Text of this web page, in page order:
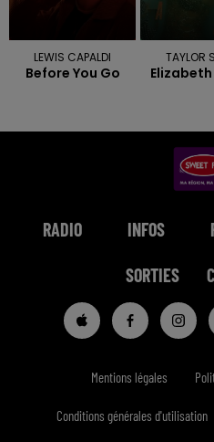
LEWIS CAPALDI
Before You Go
TAYLOR
RADIO INFOS
SORTIES
Mentions légales
Conditions générales d'utilisation